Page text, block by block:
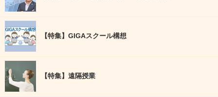
【特集】GIGAスクール構想
【特集】遠隔授業